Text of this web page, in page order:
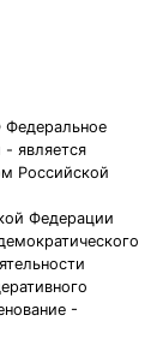
Федеральное
является
Российской
Федерации
-